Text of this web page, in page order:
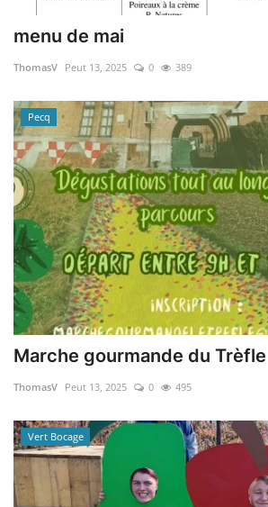
menu de mai
ThomasV Peut 13, 2025 0 389
Pecq
Marche gourmande du Trèfle
ThomasV Peut 13, 2025 0 495
Vert Bocage